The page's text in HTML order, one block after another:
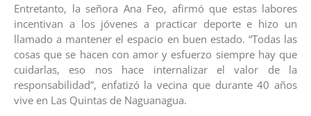
Entretanto, la señora Ana Feo, afirmó que estas labores
incentivan a los jóvenes a practicar deporte e hizo un
llamado a mantener el espacio en buen estado. “Todas las
cosas que se hacen con amor y esfuerzo siempre hay que
cuidarlas, eso nos hace internalizar el valor de la
responsabilidad”, enfatizó la vecina que durante 40 años
vive en Las Quintas de Naguanagua.